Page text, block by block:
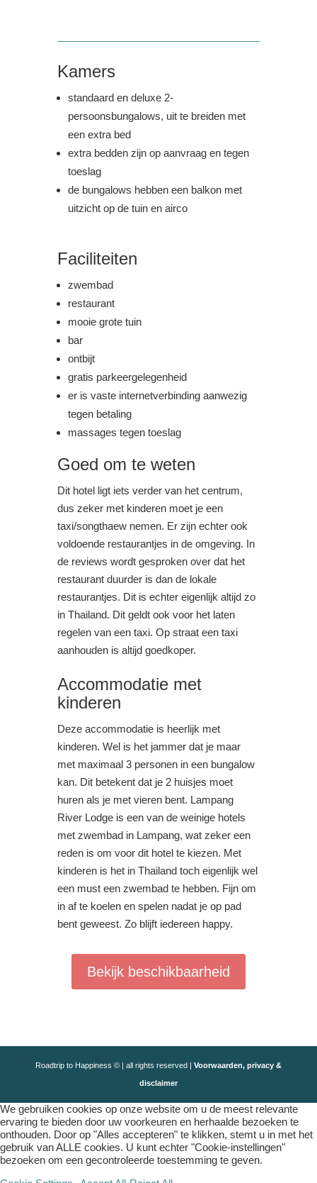
Kamers
standaard en deluxe 2-
persoonsbungalows, uit te breiden met
een extra bed
extra bedden zijn op aanvraag en tegen
toeslag
de bungalows hebben een balkon met
uitzicht op de tuin en airco
Faciliteiten
zwembad
restaurant
mooie grote tuin
bar
ontbijt
gratis parkeergelegenheid
er is vaste internetverbinding aanwezig
tegen betaling
massages tegen toeslag
Goed om te weten
Dit hotel ligt iets verder van het centrum,
dus zeker met kinderen moet je een
taxi/songthaew nemen. Er zijn echter ook
voldoende restaurantjes in de omgeving. In
de reviews wordt gesproken over dat het
restaurant duurder is dan de lokale
restaurantjes. Dit is echter eigenlijk altijd zo
in Thailand. Dit geldt ook voor het laten
regelen van een taxi. Op straat een taxi
aanhouden is altijd goedkoper.
Accommodatie met
kinderen
Deze accommodatie is heerlijk met
kinderen. Wel is het jammer dat je maar
met maximaal 3 personen in een bungalow
kan. Dit betekent dat je 2 huisjes moet
huren als je met vieren bent. Lampang
River Lodge is een van de weinige hotels
met zwembad in Lampang, wat zeker een
reden is om voor dit hotel te kiezen. Met
kinderen is het in Thailand toch eigenlijk wel
een must een zwembad te hebben. Fijn om
in af te koelen en spelen nadat je op pad
bent geweest. Zo blijft iedereen happy.
Bekijk beschikbaarheid
Roadtrip to Happiness © | all rights reserved | Voorwaarden, privacy &
disclaimer
We gebruiken cookies op onze website om u de meest relevante
ervaring te bieden door uw voorkeuren en herhaalde bezoeken te
onthouden. Door op "Alles accepteren" te klikken, stemt u in met het
gebruik van ALLE cookies. U kunt echter "Cookie-instellingen"
bezoeken om een ​​gecontroleerde toestemming te geven.